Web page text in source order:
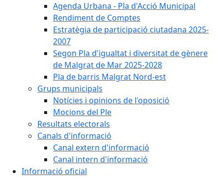
Agenda Urbana - Pla d'Acció Municipal
Rendiment de Comptes
Estratègia de participació ciutadana 2025-
2007
Segon Pla d'igualtat i diversitat de gènere
de Malgrat de Mar 2025-2028
Pla de barris Malgrat Nord-est
Grups municipals
Notícies i opinions de l'oposició
Mocions del Ple
Resultats electorals
Canals d'informació
Canal extern d'informació
Canal intern d'informació
Informació oficial